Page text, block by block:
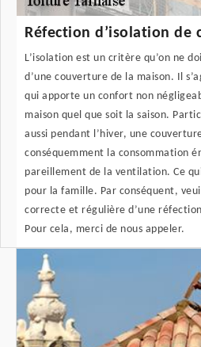
Réfection d’isolation de
L’isolation est un critère qu’on ne
d’une couverture de la maison. Il
qui apporte un confort non
maison quel que soit la saison.
aussi pendant l’hiver, une
conséquemment la consommation
pareillement de la ventilation. Ce
pour la famille. Par conséquent,
correcte et régulière d’une
Pour cela, merci de nous appeler.